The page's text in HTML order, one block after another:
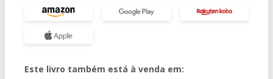
Este livro também está à venda em: